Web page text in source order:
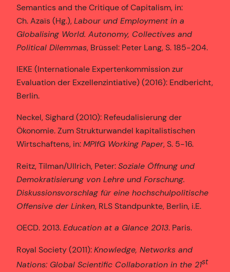
Semantics and the Critique of Capitalism, in:
Ch. Azaïs (Hg.),Labour und Employment in a
Globalising World. Autonomy, Collectives and
Political Dilemmas, Brüssel: Peter Lang, S. 185-204.
IEKE (Internationale Expertenkommission zur
Evaluation der Exzellenzintiative) (2016): Endbericht,
Berlin.
Neckel, Sighard (2010): Refeudalisierung der
Ökonomie. Zum Strukturwandel kapitalistischen
Wirtschaftens, in:MPIfG Working Paper, S. 5-16.
Reitz, Tilman/Ullrich, Peter:Soziale Öffnung und
Demokratisierung von Lehre und Forschung.
Diskussionsvorschlag für eine hochschulpolitische
Offensive der Linken, RLS Standpunkte, Berlin, i.E.
OECD. 2013.Education at a Glance 2013. Paris.
Royal Society (2011):Knowledge, Networks and
Nations: Global Scientific Collaboration in the 21st